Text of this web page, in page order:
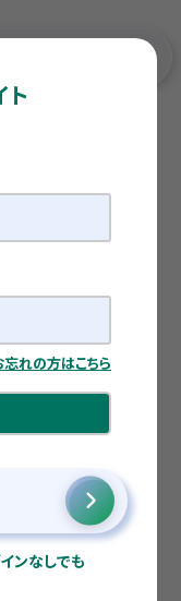
れの方はこちら
ンなしでも
による通勤手当の非課税
当の非課税
紀夫